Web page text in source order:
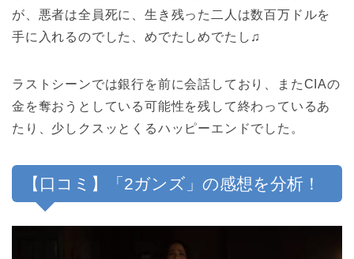
が、悪者は全員死に、生き残った二人は数百万ドルを
手に入れるのでした、めでたしめでたし♫
ラストシーンでは銀行を前に会話しており、またCIAの
金を奪おうとしている可能性を残して終わっているあ
たり、少しクスッとくるハッピーエンドでした。
【口コミ】「2ガンズ」の感想を分析！